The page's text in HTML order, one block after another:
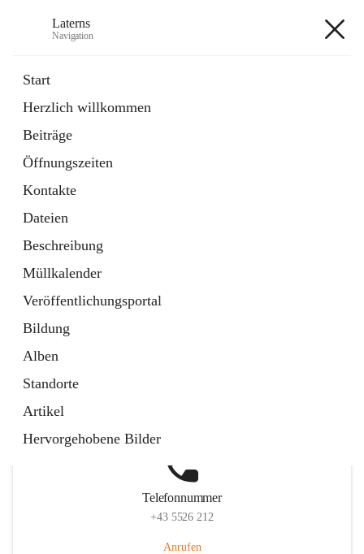
Laterns
Navigation
Start
Herzlich willkommen
Beiträge
Öffnungszeiten
Kontakte
Dateien
Beschreibung
Müllkalender
Veröffentlichungsportal
Bildung
Alben
Standorte
Artikel
Hervorgehobene Bilder
11 Schnellzugriffe
Soziales
1 Schnellzugriff
Telefonnummer
+43 5526 212
Anrufen